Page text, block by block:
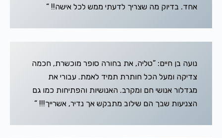
אחד. בדיוק מה שצריך לדעתי ממש לכל אישה!! “
נועה בן חיים: “טליה, את בחורה סופר מוכשרת, חכמה
צדיקה ומעל הכל חותרת תמיד לאמת. עבורי את
מגדלור אנושי חם ומקרב. האנושיות והפתיחות כמו גם
הצניעות שבך הם שילוב מתבקש אך נדיר, אשרייך!!! “